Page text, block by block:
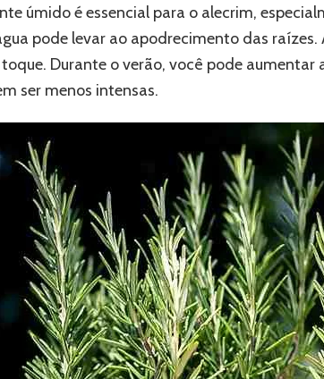
úmido é essencial para o alecrim,
pode levar ao apodrecimento das raízes.
Durante o verão, você pode
ser menos intensas.